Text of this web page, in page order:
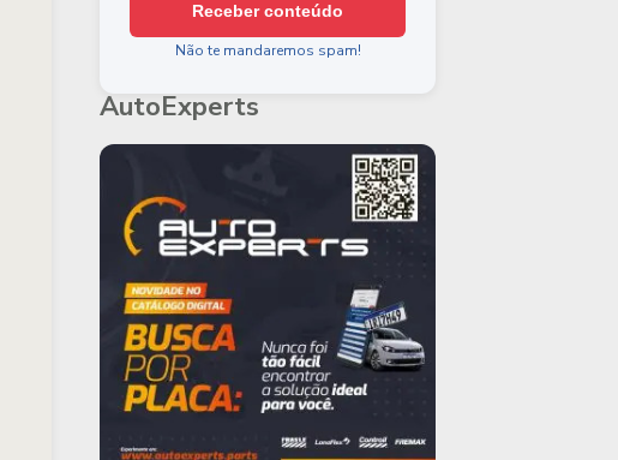
Receber conteúdo
Não te mandaremos spam!
AutoExperts